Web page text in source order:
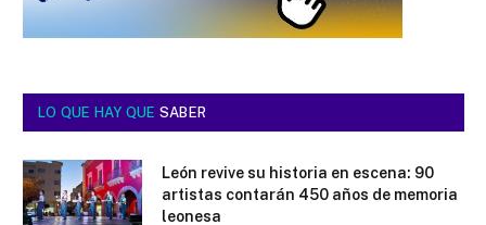
LO QUE HAY QUE SABER
León revive su historia en escena: 90
artistas contarán 450 años de memoria
leonesa